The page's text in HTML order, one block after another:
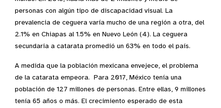
personas con algún tipo de discapacidad visual. La
prevalencia de ceguera varía mucho de una región a otra, del
2.1% en Chiapas al 1.5% en Nuevo León (4). La ceguera
secundaria a catarata promedió un 63% en todo el país.
A medida que la población mexicana envejece, el problema
de la catarata empeora. Para 2017, México tenía una
población de 127 millones de personas. Entre ellas, 9 millones
tenía 65 años o más. El crecimiento esperado de esta